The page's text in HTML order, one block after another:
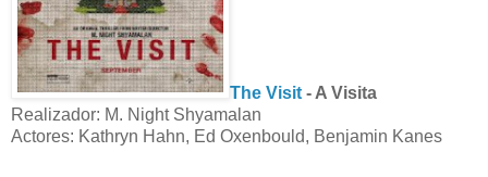
The Visit - A Visita
Realizador: M. Night Shyamalan
Actores: Kathryn Hahn, Ed Oxenbould, Benjamin Kanes